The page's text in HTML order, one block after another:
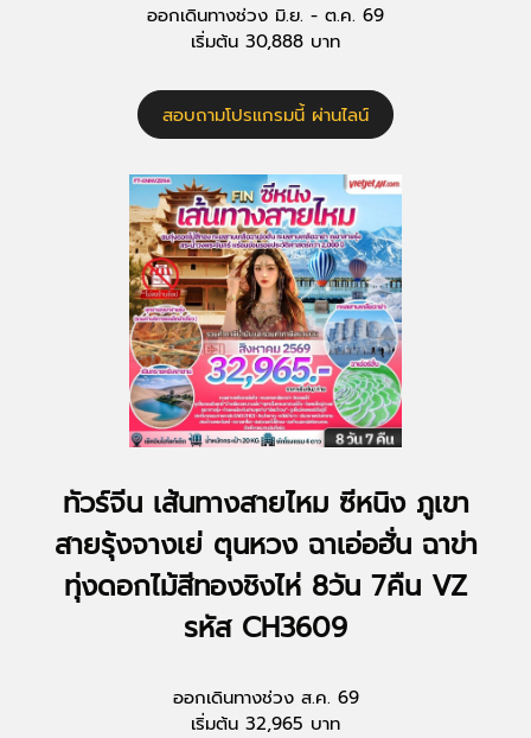
ออกเดินทางช่วง มิ.ย. - ต.ค. 69
เริ่มต้น 30,888 บาท
สอบถามโปรแกรมนี้ ผ่านไลน์
ทัวร์จีน เส้นทางสายไหม ซีหนิง ภูเขา
สายรุ้งจางเย่ ตุนหวง ฉาเอ่อฮั่น ฉาข่า
ทุ่งดอกไม้สีทองชิงไห่ 8วัน 7คืน VZ
รหัส CH3609
ออกเดินทางช่วง ส.ค. 69
เริ่มต้น 32,965 บาท